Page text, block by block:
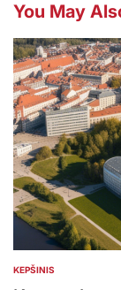
You May
POSTED
KEPŠINIS